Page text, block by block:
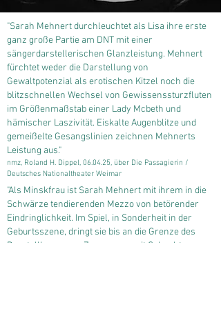
"Sarah Mehnert durchleuchtet als Lisa ihre erste
ganz große Partie am DNT mit einer
sängerdarstellerischen Glanzleistung. Mehnert
fürchtet weder die Darstellung von
Gewaltpotenzial als erotischen Kitzel noch die
blitzschnellen Wechsel von Gewissenssturzfluten
im Größenmaßstab einer Lady Mcbeth und
hämischer Laszivität. Eiskalte Augenblitze und
gemeißelte Gesangslinien zeichnen Mehnerts
Leistung aus."
nmz, Roland H. Dippel, 06.04.25, über Die Passagierin /
Deutsches Nationaltheater Weimar
"Als Minskfrau ist Sarah Mehnert mit ihrem in die
Schwärze tendierenden Mezzo von betörender
Eindringlichkeit. Im Spiel, in Sonderheit in der
Geburtsszene, dringt sie bis an die Grenze des
Darstellbaren vor. Zusammen mit Schachtner